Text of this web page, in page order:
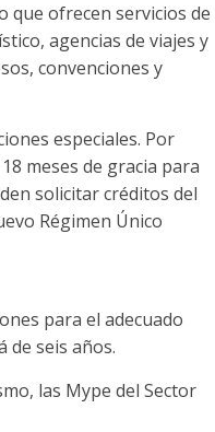
que ofrecen servicios de
agencias de viajes y
convenciones y
especiales. Por
meses de gracia para
solicitar créditos del
Régimen Único
para el adecuado
de seis años.
las Mype del Sector